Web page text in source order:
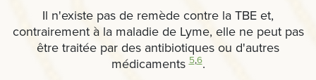
Il n'existe pas de remède contre la TBE et,
contrairement à la maladie de Lyme, elle ne peut pas
être traitée par des antibiotiques ou d'autres
médicaments5,6.